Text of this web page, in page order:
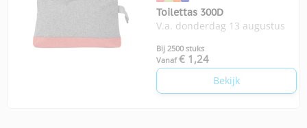
Toilettas 300D
V.a. donderdag 13 augustus
Bij 2500 stuks
Vanaf € 1,24
Bekijk